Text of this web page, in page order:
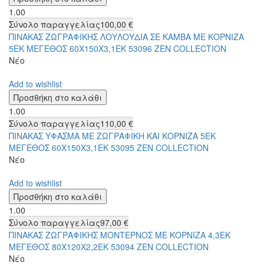
1.00
Σύνολο παραγγελίας100,00 €
ΠΙΝΑΚΑΣ ΖΩΓΡΑΦΙΚΗΣ ΛΟΥΛΟΥΔΙΑ ΣΕ ΚΑΜΒΑ ΜΕ ΚΟΡΝΙΖΑ
5ΕΚ ΜΕΓΕΘΟΣ 60Χ150Χ3,1ΕΚ 53096 ZEN COLLECTION
Νέο
Add to wishlist
1.00
Σύνολο παραγγελίας110,00 €
ΠΙΝΑΚΑΣ ΥΦΑΣΜΑ ΜΕ ΖΩΓΡΑΦΙΚΗ ΚΑΙ ΚΟΡΝΙΖΑ 5ΕΚ
ΜΕΓΕΘΟΣ 60Χ150Χ3,1ΕΚ 53095 ZEN COLLECTION
Νέο
Add to wishlist
1.00
Σύνολο παραγγελίας97,00 €
ΠΙΝΑΚΑΣ ΖΩΓΡΑΦΙΚΗΣ ΜΟΝΤΕΡΝΟΣ ΜΕ ΚΟΡΝΙΖΑ 4,3ΕΚ
ΜΕΓΕΘΟΣ 80Χ120Χ2,2ΕΚ 53094 ZEN COLLECTION
Νέο